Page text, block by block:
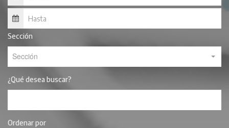
Sección
Sección
¿Qué desea buscar?
Ordenar por